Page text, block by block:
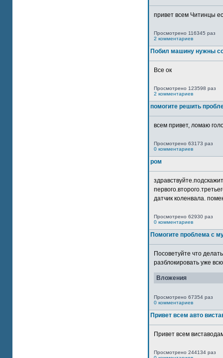
привет всем Читинцы
Просмотрено 116345 раз
2 комментариев
Побил машину нужны
Все ок
Просмотрено 123598 раз
2 комментариев
помогите решить
всем привет, ломаю
Просмотрено 63173 раз
0 комментариев
ром
датчик коленвала.
Просмотрено 62930 раз
0 комментариев
Помогите проблема с
Посоветуйте что
разблокировать уже
Вложения
Просмотрено 67354 раз
0 комментариев
Привет всем авто
Привет всем
Просмотрено 244134 раз